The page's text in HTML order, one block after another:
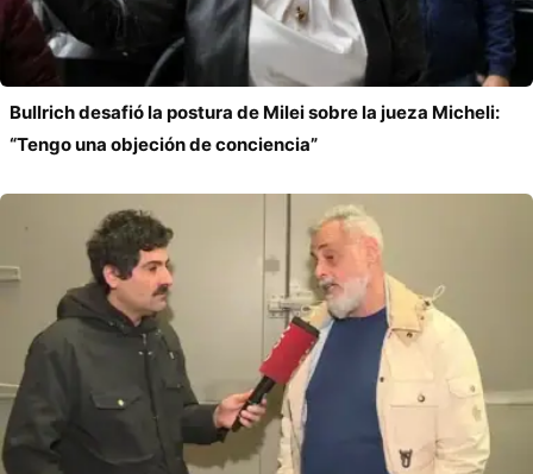
Bullrich desafió la postura de Milei sobre la jueza Micheli:
“Tengo una objeción de conciencia”